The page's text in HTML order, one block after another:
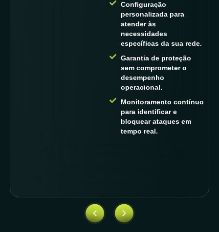
Configuração
personalizada para
atender às
necessidades
específicas da sua rede.
Garantia de proteção
sem comprometer o
desempenho
operacional.
Monitoramento contínuo
para identificar e
bloquear ataques em
tempo real.